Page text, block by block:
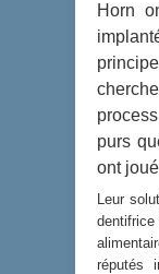
Horn
purs
ont
Leur
réputés